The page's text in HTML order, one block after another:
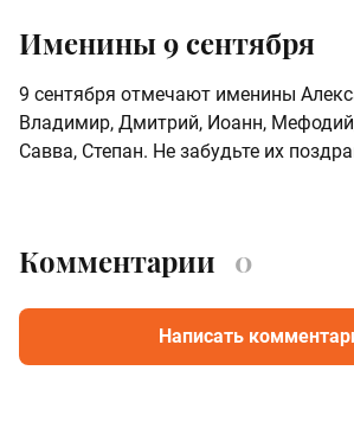
Именины 9 сентября
9 сентября отмечают именины
Владимир, Дмитрий, Иоанн,
Савва, Степан. Не забудьте их
Комментарии 0
Написать